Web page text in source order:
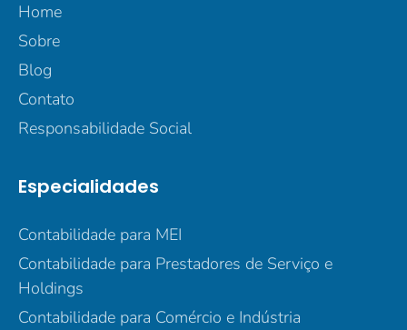
Home
Sobre
Blog
Contato
Responsabilidade Social
Especialidades
Contabilidade para MEI
Contabilidade para Prestadores de Serviço e
Holdings
Contabilidade para Comércio e Indústria